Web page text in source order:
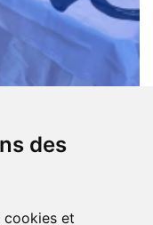
des
cookies et